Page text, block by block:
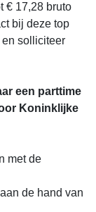
€ 17,28 bruto
bij deze top
solliciteer
een parttime
Koninklijke
met de
de hand van